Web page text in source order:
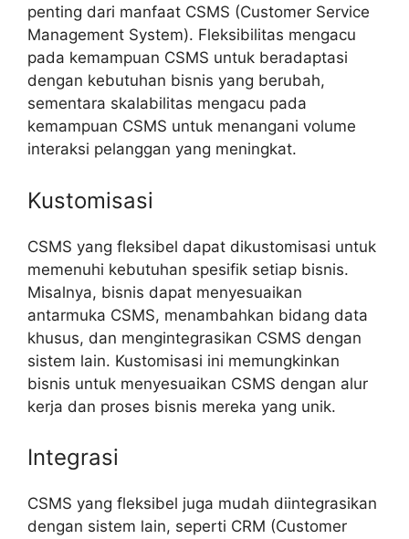
penting dari manfaat CSMS (Customer Service
Management System). Fleksibilitas mengacu
pada kemampuan CSMS untuk beradaptasi
dengan kebutuhan bisnis yang berubah,
sementara skalabilitas mengacu pada
kemampuan CSMS untuk menangani volume
interaksi pelanggan yang meningkat.
Kustomisasi
CSMS yang fleksibel dapat dikustomisasi untuk
memenuhi kebutuhan spesifik setiap bisnis.
Misalnya, bisnis dapat menyesuaikan
antarmuka CSMS, menambahkan bidang data
khusus, dan mengintegrasikan CSMS dengan
sistem lain. Kustomisasi ini memungkinkan
bisnis untuk menyesuaikan CSMS dengan alur
kerja dan proses bisnis mereka yang unik.
Integrasi
CSMS yang fleksibel juga mudah diintegrasikan
dengan sistem lain, seperti CRM (Customer